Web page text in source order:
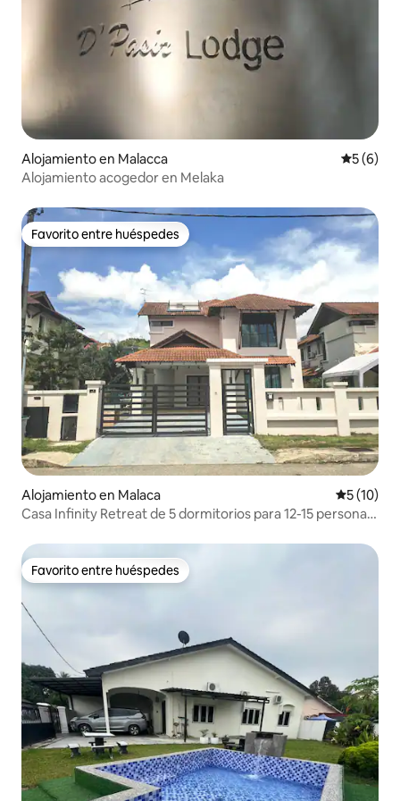
Alojamiento en Malacca
5 (6)
Alojamiento acogedor en Melaka
Favorito entre huéspedes
Favorito entre huéspedes
Alojamiento en Malaca
5 (10)
Casa Infinity Retreat de 5 dormitorios para 12-15 personas,
Favorito entre huéspedes
Favorito entre huéspedes